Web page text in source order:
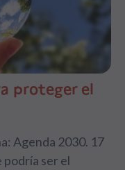
proteger el
Agenda 2030. 17
podría ser el